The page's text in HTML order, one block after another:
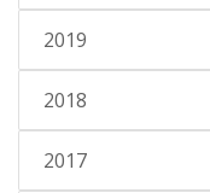
2019
2018
2017